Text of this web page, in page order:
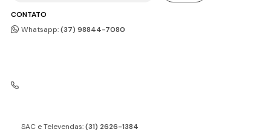
CONTATO
Whatsapp:(37) 98844-7080
SAC e Televendas:(31) 2626-1384